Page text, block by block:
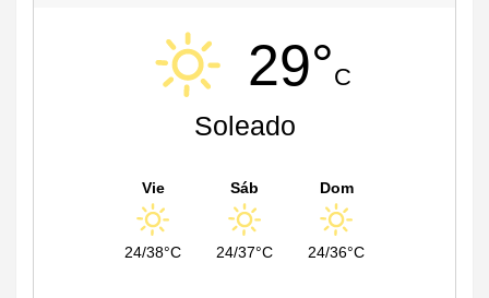
29°C
Soleado
Vie
24/38°C
Sáb
24/37°C
Dom
24/36°C